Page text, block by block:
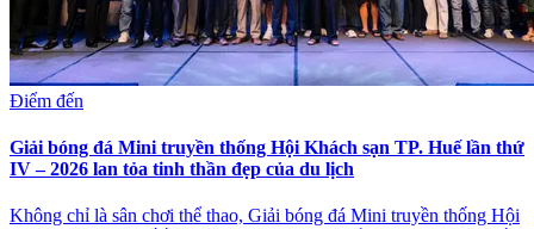
Điểm đến
Giải bóng đá Mini truyền thống Hội Khách sạn TP. Huế lần thứ
IV – 2026 lan tỏa tinh thần đẹp của du lịch
Không chỉ là sân chơi thể thao, Giải bóng đá Mini truyền thống Hội